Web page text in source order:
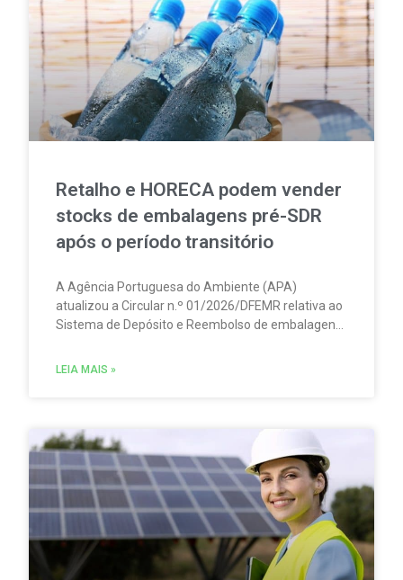
Retalho e HORECA podem vender
stocks de embalagens pré-SDR
após o período transitório
A Agência Portuguesa do Ambiente (APA)
atualizou a Circular n.º 01/2026/DFEMR relativa ao
Sistema de Depósito e Reembolso de embalagens
traz um esclarecimento relevante para
LEIA MAIS »